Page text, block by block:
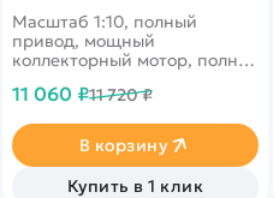
Масштаб 1:10, полный
привод, мощный
коллекторный мотор, полная
любую погоду. Скорость до
красного цвета.
11 060 ₽11 720 ₽
В корзину
Купить в 1 клик